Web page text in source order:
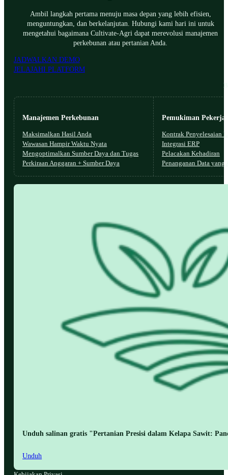
Ambil langkah pertama menuju masa depan yang lebih efisien,
menguntungkan, dan berkelanjutan. Hubungi kami hari ini untuk
mengetahui bagaimana Cultivate-Agri dapat merevolusi manajemen
perkebunan atau pertanian Anda.
JADWALKAN DEMO
JELAJAHI PLATFORM
Manajemen Perkebunan
Maksimalkan Hasil Anda
Wawasan Hampir Waktu Nyata
Mengoptimalkan Sumber Daya dan Tugas
Perkiraan Anggaran + Sumber Daya
Pemukiman Pekerja
Kontrak Penyelesaian
Integrasi ERP
Pelacakan Kehadiran
Penanganan Data yang
Unduh salinan gratis "Pertanian Presisi dalam Kelapa Sawit:
Unduh